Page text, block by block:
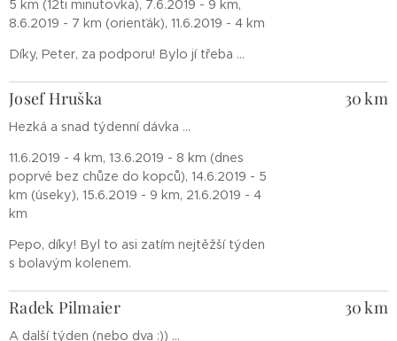
5 km (12ti minutovka), 7.6.2019 - 9 km,
8.6.2019 - 7 km (orienťák), 11.6.2019 - 4 km
Díky, Peter, za podporu! Bylo jí třeba ...
Josef Hruška
Hezká a snad týdenní dávka ...
11.6.2019 - 4 km, 13.6.2019 - 8 km (dnes
poprvé bez chůze do kopců), 14.6.2019 - 5
km (úseky), 15.6.2019 - 9 km, 21.6.2019 - 4
km
Pepo, díky! Byl to asi zatím nejtěžší týden
s bolavým kolenem.
30 km
Radek Pilmaier
A další týden (nebo dva :)) ...
30 km